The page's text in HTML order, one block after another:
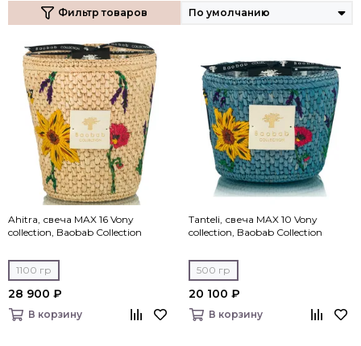
Фильтр товаров
Ahitra, свеча MAX 16 Vony
collection, Baobab Collection
1100 гр
28 900 ₽
В корзину
Tanteli, свеча MAX 10 Vony
collection, Baobab Collection
500 гр
20 100 ₽
В корзину